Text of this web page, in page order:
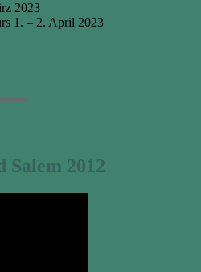
2023
1. – 2. April 2023
Salem 2012